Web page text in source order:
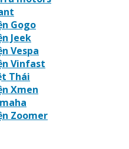
Gogo
Jeek
Vespa
Vinfast
Thái
Xmen
Zoomer